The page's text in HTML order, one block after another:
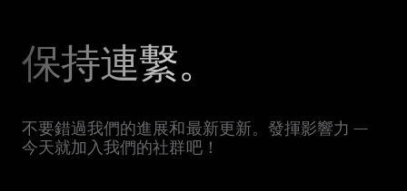
保持連繫。
不要錯過我們的進展和最新更新。發揮影響力 —
今天就加入我們的社群吧！